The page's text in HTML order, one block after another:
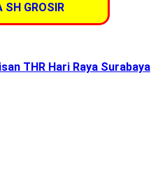
SH GROSIR
THR Hari Raya Surabaya